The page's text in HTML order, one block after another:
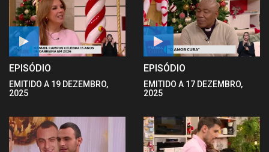
EPISÓDIO
EMITIDO A 19 DEZEMBRO,
2025
EPISÓDIO
EMITIDO A 17 DEZEMBRO,
2025